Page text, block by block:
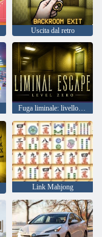
Uscita dal retro
Fuga liminale: livello zero
Link Mahjong